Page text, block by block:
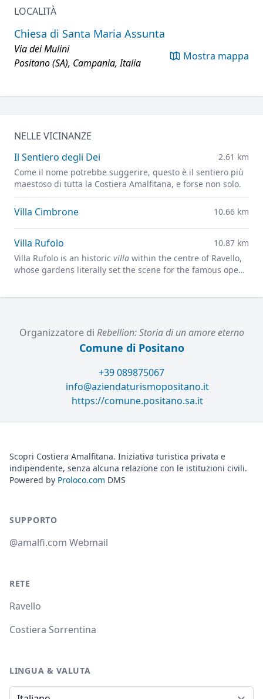
LOCALITÀ
Chiesa di Santa Maria Assunta
Via dei Mulini
Positano (SA), Campania, Italia
Mostra mappa
NELLE VICINANZE
Il Sentiero degli Dei
2.61 km
Come il nome potrebbe suggerire, questo è il sentiero più
maestoso di tutta la Costiera Amalfitana, e forse non solo.
Villa Cimbrone 10.66 km
Villa Rufolo
10.87 km
Villa Rufolo is an historic villa within the centre of Ravello,
whose gardens literally set the scene for the famous open-
Organizzatore di Rebellion: Storia di un amore eterno
Comune di Positano
+39 089875067
info@aziendaturismopositano.it
https://comune.positano.sa.it
Scopri Costiera Amalfitana. Iniziativa turistica privata e
indipendente, senza alcuna relazione con le istituzioni civili.
Powered by Proloco.com DMS
SUPPORTO
@amalfi.com Webmail
RETE
Ravello
Costiera Sorrentina
LINGUA & VALUTA
Lingua